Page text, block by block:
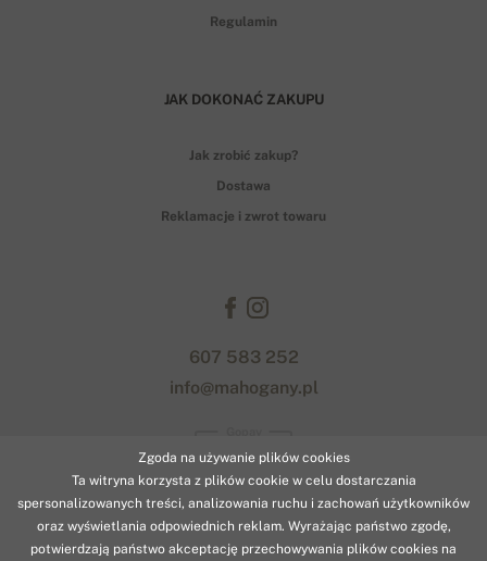
Regulamin
JAK DOKONAĆ ZAKUPU
Jak zrobić zakup?
Dostawa
Reklamacje i zwrot towaru
607 583 252
info@mahogany.pl
Zgoda na używanie plików cookies
Ta witryna korzysta z plików cookie w celu dostarczania
spersonalizowanych treści, analizowania ruchu i zachowań użytkowników
oraz wyświetlania odpowiednich reklam. Wyrażając państwo zgodę,
potwierdzają państwo akceptację przechowywania plików cookies na